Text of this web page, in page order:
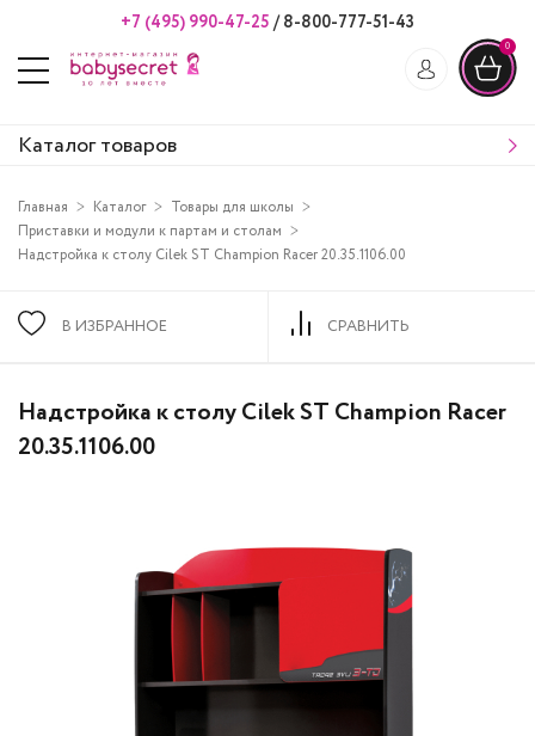
+7 (495) 990-47-25 /8-800-777-51-43
0
Каталог товаров
Главная Каталог
Товары для школы
Приставки и модули к партам и столам
Надстройка к столу Cilek ST Champion Racer 20.35.1106.00
В ИЗБРАННОЕ СРАВНИТЬ
Надстройка к столу Cilek ST Champion Racer
20.35.1106.00